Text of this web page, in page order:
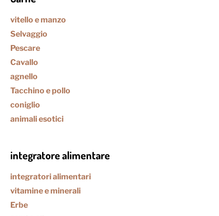
vitello e manzo
Selvaggio
Pescare
Cavallo
agnello
Tacchino e pollo
coniglio
animali esotici
integratore alimentare
integratori alimentari
vitamine e minerali
Erbe